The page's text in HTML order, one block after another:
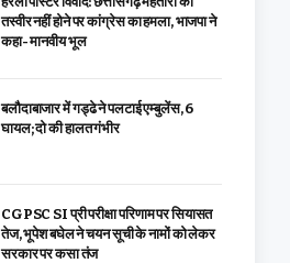
तस्वीर नहीं होने पर कांग्रेस का हमला, भाजपा ने
कहा- मानवीय भूल
बलौदाबाजार में गड्ढे ने पलटाई एम्बुलेंस, 6
घायल; दो की हालत गंभीर
CGPSC SI प्री परीक्षा परिणाम पर सियासत
तेज, भूपेश बघेल ने चयन सूची के नामों को लेकर
सरकार पर कसा तंज